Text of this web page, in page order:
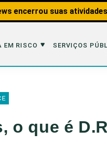
encerrou suas
EM RISCO SERVIÇOS
Analisando
o que é